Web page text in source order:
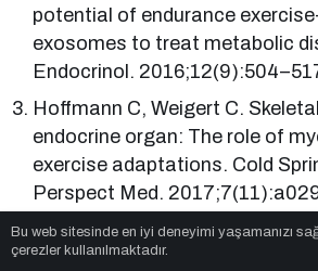
potential of endurance
exosomes to treat metabolic
Endocrinol.
Hoffmann C, Weigert C.
endocrine organ: The role of
exercise adaptations. Cold
Perspect Med.
Brandt C, Pedersen BK. The
induced myokines in muscle
Bu web sitesinde en iyi deneyimi yaşamanızı
çerezler kullanılmaktadır.